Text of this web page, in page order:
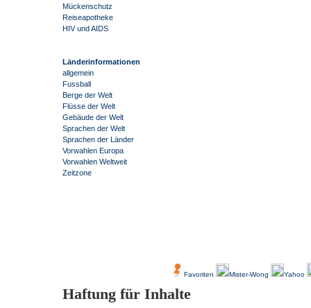
Mückenschutz
Reiseapotheke
HIV und AIDS
Länderinformationen
allgemein
Fussball
Berge der Welt
Flüsse der Welt
Gebäude der Welt
Sprachen der Welt
Sprachen der Länder
Vorwahlen Europa
Vorwahlen Weltweit
Zeitzone
Favoriten Mister-Wong Yahoo
Haftung für Inhalte